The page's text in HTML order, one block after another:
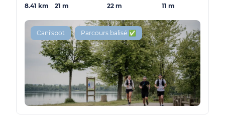
8.41 km 21 m 22 m 11 m
Cani'spot Parcours balisé ✅